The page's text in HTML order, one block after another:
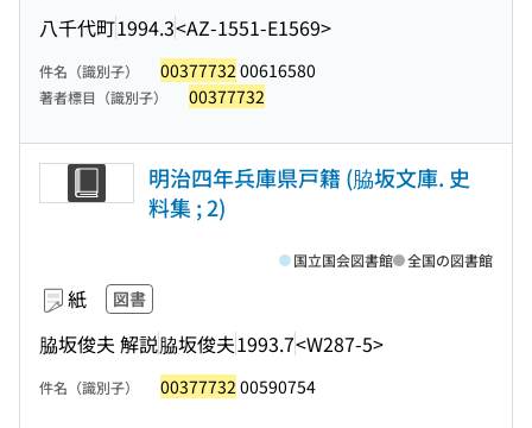
八千代町1994.3<AZ-1551-E1569>
件名（識別子） 00377732 00616580
著者標目（識別子） 00377732
明治四年兵庫県戸籍 (脇坂文庫. 史
料集 ; 2)
紙 図書
脇坂俊夫 解説脇坂俊夫1993.7<W287-5>
国立国会図書館 全国の図書館
件名（識別子） 00377732 00590754